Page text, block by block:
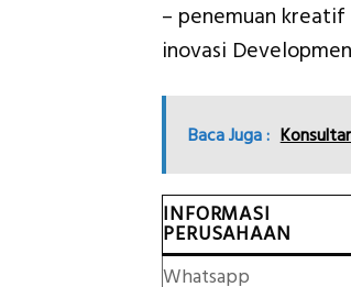
– penemuan
inovasi
Baca Juga :
INFORMASI
PERUSAHAAN
Whatsapp